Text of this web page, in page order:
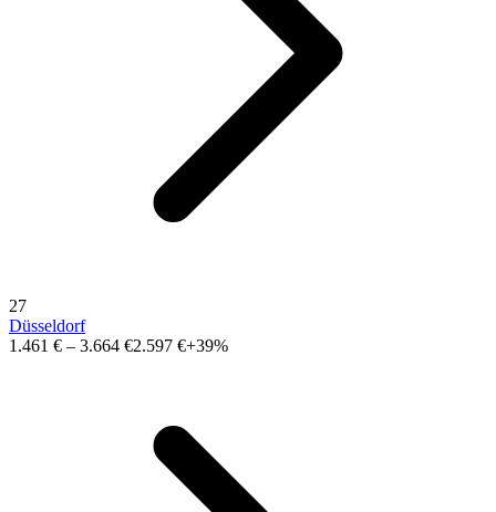
27
Düsseldorf
1.461 € – 3.664 €2.597 €+39%